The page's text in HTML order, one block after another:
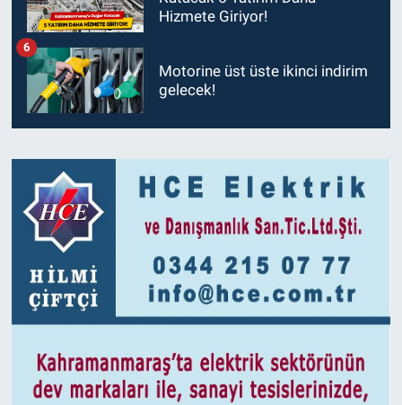
Hizmete Giriyor!
Motorine üst üste ikinci indirim
gelecek!
6